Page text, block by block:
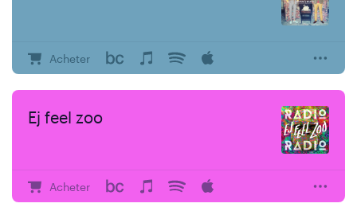
Acheter
Ej feel zoo
Acheter